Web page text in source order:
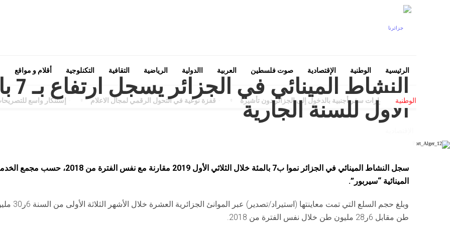
الرئيسية الوطنية الإقتصادية صوت فلسطين العربية االدولية الرياضية التقافية التكنلوجية أقلام و مواقع
الوطنية
الحاملين لجوازات سفر أجنبية بالدخول إلى الجزائر دون تأشيرة - قفزة نوعية في التحول الرقمي لمجال الاعلام - إستنكار واسع للتصريحات
الأول للسنة الجارية
سجل النشاط المينائي في الجزائر نموا ب7 بالمئة خلال الثلاثي الأول 2019 مقارنة مع نفس الفترة من
المينائية “سيربور”.
وبلغ حجم السلع التي تمت معاينتها (استيراد/تصدير) عبر
طن مقابل 6ر28 مليون طن خلال نفس الفترة من 2018.